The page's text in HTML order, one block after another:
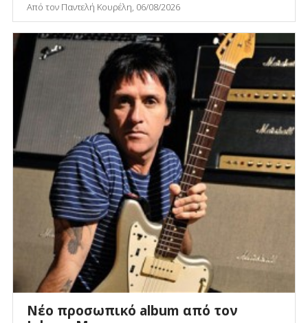
Από τον Παντελή Κουρέλη, 06/08/2026
Νέο προσωπικό album από τον